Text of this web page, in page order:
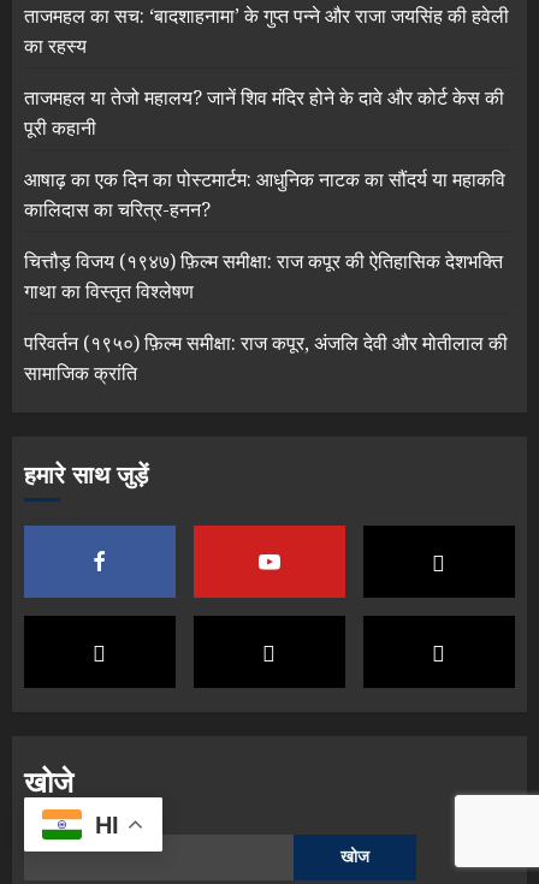
ताजमहल का सच: ‘बादशाहनामा’ के गुप्त पन्ने और राजा जयसिंह की हवेली
का रहस्य
ताजमहल या तेजो महालय? जानें शिव मंदिर होने के दावे और कोर्ट केस की
पूरी कहानी
आषाढ़ का एक दिन का पोस्टमार्टम: आधुनिक नाटक का सौंदर्य या महाकवि
कालिदास का चरित्र-हनन?
चित्तौड़ विजय (१९४७) फ़िल्म समीक्षा: राज कपूर की ऐतिहासिक देशभक्ति
गाथा का विस्तृत विश्लेषण
परिवर्तन (१९५०) फ़िल्म समीक्षा: राज कपूर, अंजलि देवी और मोतीलाल की
सामाजिक क्रांति
हमारे साथ जुड़ें
खोजे
खोज
HI